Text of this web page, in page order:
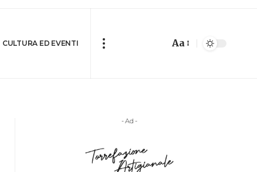
CULTURA ED EVENTI Aa
- Ad -